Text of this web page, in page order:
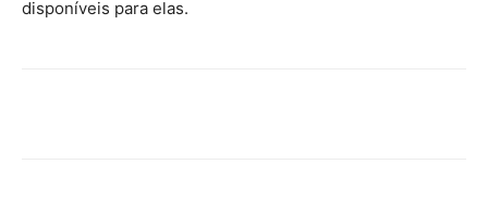
disponíveis para elas.